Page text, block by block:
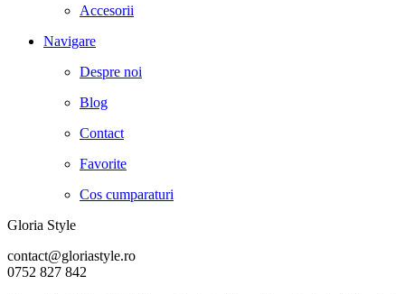
Accesorii
Navigare
Despre noi
Blog
Contact
Favorite
Cos cumparaturi
Gloria Style
contact@gloriastyle.ro
0752 827 842